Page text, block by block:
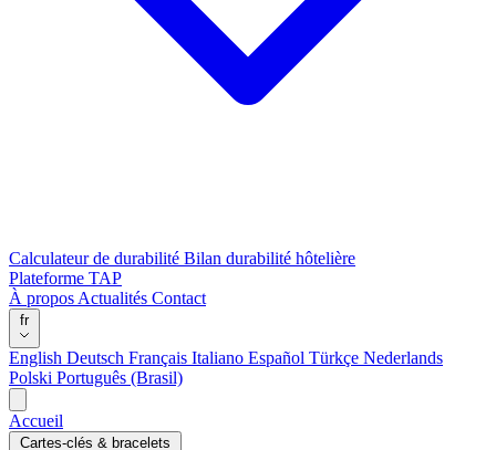
Calculateur de durabilité Bilan durabilité hôtelière
Plateforme TAP
À propos Actualités Contact
fr
English Deutsch Français Italiano Español Türkçe Nederlands
Polski Português (Brasil)
Accueil